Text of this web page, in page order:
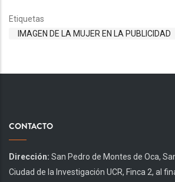
Etiquetas
IMAGEN DE LA MUJER EN LA PUBLICIDAD
CONTACTO
Dirección: San Pedro de Montes de Oca,
Ciudad de la Investigación UCR, Finca 2, al